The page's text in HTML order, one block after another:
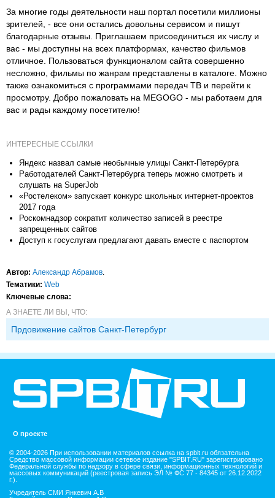
За многие годы деятельности наш портал посетили миллионы
зрителей, - все они остались довольны сервисом и пишут
благодарные отзывы. Приглашаем присоединиться их числу и
вас - мы доступны на всех платформах, качество фильмов
отличное. Пользоваться функционалом сайта совершенно
несложно, фильмы по жанрам представлены в каталоге. Можно
также ознакомиться с программами передач ТВ и перейти к
просмотру. Добро пожаловать на MEGOGO - мы работаем для
вас и рады каждому посетителю!
ИНТЕРЕСНЫЕ ССЫЛКИ
Яндекс назвал самые необычные улицы Санкт-Петербурга
Работодателей Санкт-Петербурга теперь можно смотреть и
слушать на SuperJob
«Ростелеком» запускает конкурс школьных интернет-проектов
2017 года
Роскомнадзор сократит количество записей в реестре
запрещенных сайтов
Доступ к госуслугам предлагают давать вместе с паспортом
Автор: Александр Абрамов
Тематики: Web
Ключевые слова:
А ЗНАЕТЕ ЛИ ВЫ, ЧТО:
Прдовижение сайтов Санкт-Петербург
О проекте
© 2004-2026 При использовании материалов ссылка на spbit.ru обязательна
Средство массовой информации сетевое издание "SPBIT.RU" зарегистрировано
Федеральной службы по надзору в сфере связи, информационных технологий и
массовых коммуникаций (реестровая запись ЭЛ № ФС 77 - 84345 от 26.12.2022
г.).
Учредитель СМИ Янкевич А.В